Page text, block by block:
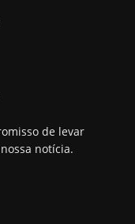
de levar
notícia.